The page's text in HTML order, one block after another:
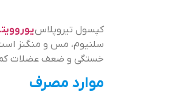
کپسول تیروپلاس
سلنیوم، مس و منگنز است
خستگی و ضعف عضلات
موارد مصرف